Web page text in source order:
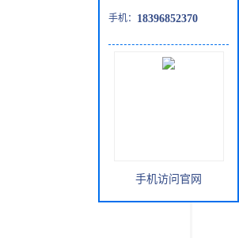
手机： 18396852370
手机访问官网